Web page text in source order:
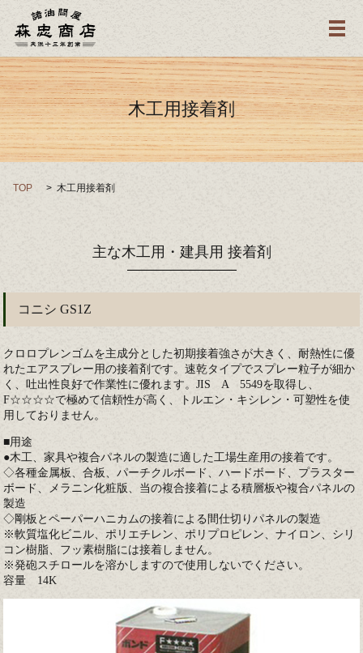
メ
木工用接着剤
TOP 木工用接着剤
主な木工用・建具用 接着剤
コニシ GS1Z
クロロプレンゴムを主成分とした初期接着強さが大きく、耐熱性に優
れたエアスプレー用の接着剤です。速乾タイプでスプレー粒子が細か
く、吐出性良好で作業性に優れます。JIS A 5549を取得し、
F☆☆☆☆で極めて信頼性が高く、トルエン・キシレン・可塑性を使
用しておりません。
■用途
●木工、家具や複合パネルの製造に適した工場生産用の接着です。
◇各種金属板、合板、パーチクルボード、ハードボード、プラスター
ボード、メラニン化粧版、当の複合接着による積層板や複合パネルの
製造
◇剛板とペーパーハニカムの接着による間仕切りパネルの製造
※軟質塩化ビニル、ポリエチレン、ポリプロピレン、ナイロン、シリ
コン樹脂、フッ素樹脂には接着しません。
※発砲スチロールを溶かしますので使用しないでください。
容量 14K